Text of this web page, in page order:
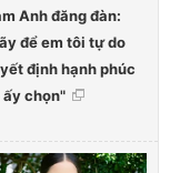
Anh đăng đàn:
để em tôi tự do
định hạnh phúc
ấy chọn"